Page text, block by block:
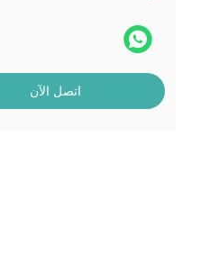
اتصل الآن